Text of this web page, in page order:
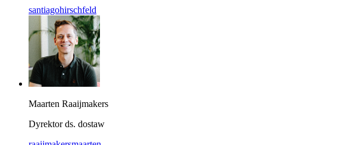
santiagohirschfeld
Maarten Raaijmakers
Dyrektor ds. dostaw